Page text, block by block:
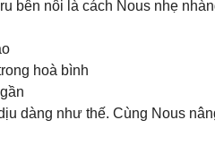
bên nôi là cách Nous nhẹ
hoà bình
dàng như thế. Cùng Nous